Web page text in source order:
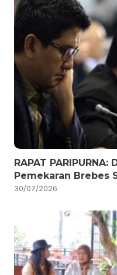
RAPAT
Pemekaran Brebes
30/07/2026